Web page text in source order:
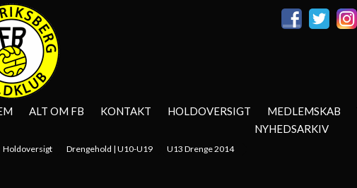
ALT OM FB KONTAKT HOLDOVERSIGT MEDLEMSKAB
NYHEDSARKIV
Holdoversigt Drengehold | U10-U19 U13 Drenge 2014